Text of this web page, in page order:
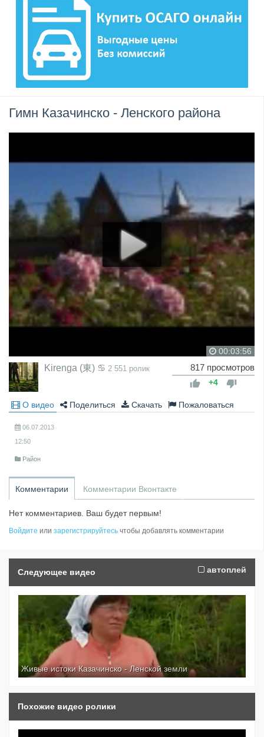
Гимн Казачинско - Ленского района
00:03:56
Kirenga (東) ♋ 2 551 ролик 817 просмотров
+4
О видео Поделиться Скачать Пожаловаться
06.07.2013
12:50
Район
Комментарии Комментарии Вконтакте
Нет комментариев. Ваш будет первым!
Войдите или зарегистрируйтесь чтобы добавлять комментарии
Следующее видео автоплей
Живые истоки Казачинско - Ленской земли
Похожие видео ролики